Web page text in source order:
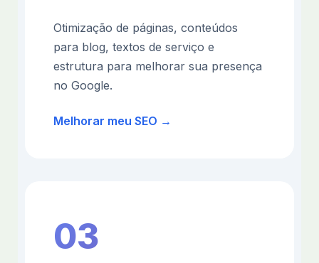
Otimização de páginas, conteúdos
para blog, textos de serviço e
estrutura para melhorar sua presença
no Google.
Melhorar meu SEO →
03